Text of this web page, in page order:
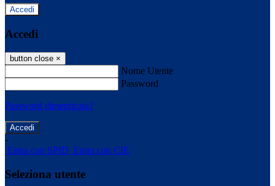
Accedi
Accedi
button close ×
Nome Utente
Password
Password dimenticata?
-
Entra con SPID Entra con CIE
Seleziona utente